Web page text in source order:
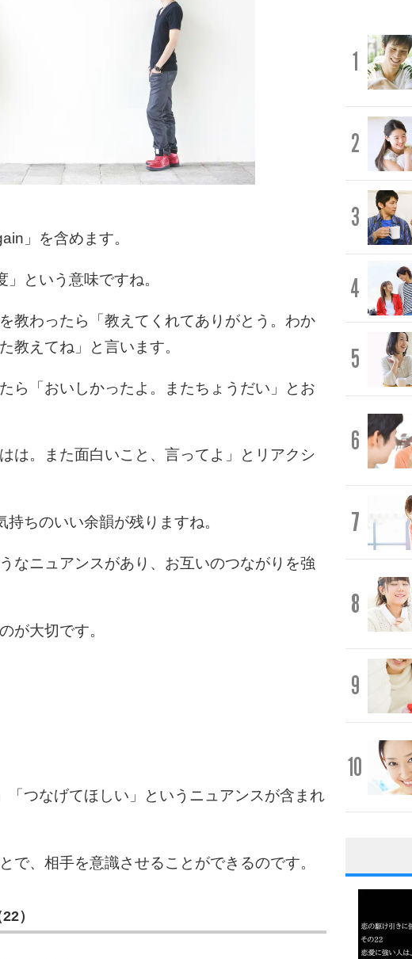
」を含めます。
という意味ですね。
教わったら「教えてくれてありがとう。わか
教えてね」と言います。
ら「おいしかったよ。またちょうだい」とお
は。また面白いこと、言ってよ」とリアクシ
持ちのいい余韻が残りますね。
なニュアンスがあり、お互いのつながりを強
が大切です。
「つなげてほしい」というニュアンスが含まれ
で、相手を意識させることができるのです。
）
1
2
3
4
5
6
7
8
9
10
1